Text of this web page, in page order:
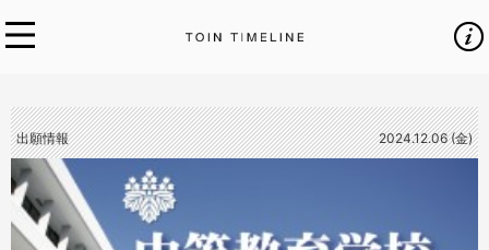
出願情報 2024.12.06 (金)